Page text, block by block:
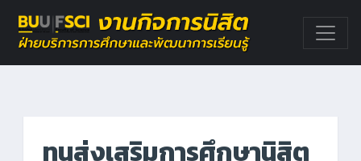
ทุนส่งเสริมการศึกษานิสิต